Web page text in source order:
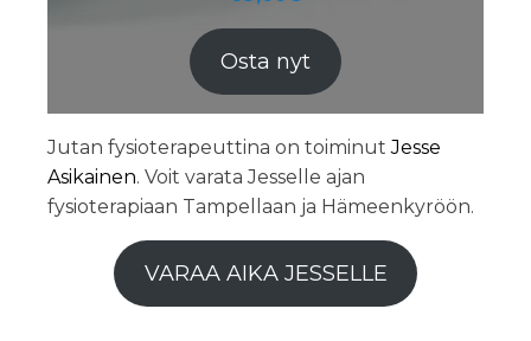
Osta nyt
Jutan fysioterapeuttina on toiminutJesse
Asikainen. Voit varata Jesselle ajan
fysioterapiaan Tampellaan ja Hämeenkyröön.
VARAA AIKA JESSELLE